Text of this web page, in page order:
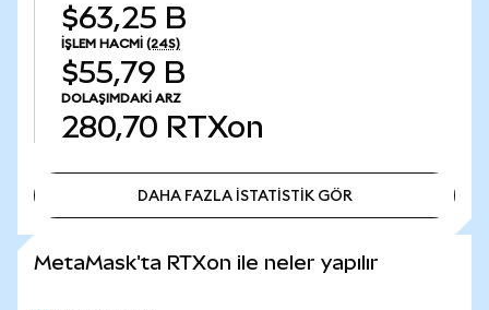
$63,25 B
İŞLEM HACMI (24S)
$55,79 B
DOLAŞIMDAKI ARZ
280,70 RTXon
DAHA FAZLA İSTATİSTİK GÖR
MetaMask'ta RTXon ile neler yapılır